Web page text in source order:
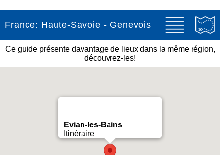
France: Haute-Savoie - Genevois
Ce guide présente davantage de lieux dans la même région,
découvrez-les!
Evian-les-Bains
Itinéraire